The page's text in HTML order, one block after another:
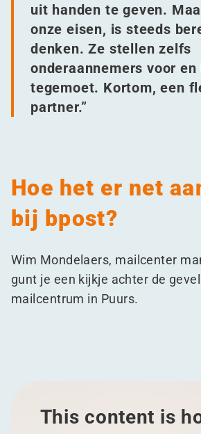
uit handen te geven.
onze eisen, is steeds
denken. Ze stellen zelfs
onderaannemers voor en
tegemoet. Kortom, een
partner.”
Hoe het er net
bij bpost?
Wim Mondelaers, mailcenter
gunt je een kijkje achter de
mailcentrum in Puurs.
This content is